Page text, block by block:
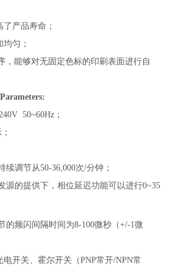
产品寿命；
匀；
，能够对无固定色标的印刷表面进行自
50~60Hz；
续调节从50-36,000次/分钟；
源的提供下，相位延迟功能可以进行0~35
的频闪间隔时间为8-100微秒（+/-1微
开关、霍尔开关（PNP常开/NPN常